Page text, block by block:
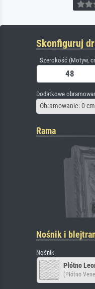
Skonfiguruj
Szerokość (Motyw,
Dodatkowe
Obramowanie: 0 cm
Rama
Nośnik i
Nośnik
Płótno
(Płótno